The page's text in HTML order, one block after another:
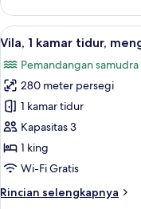
Vila,
kamar
balkon
(View)
Lihat
semua
foto
untuk
Vila,
1
kamar
tidur,
pantai
8
Vila, 1 kamar tidur,
Pemandangan samudra
280 meter persegi
1 kamar tidur
Kapasitas 3
1 king
Wi-Fi Gratis
Rincian selengkapnya
Rincian